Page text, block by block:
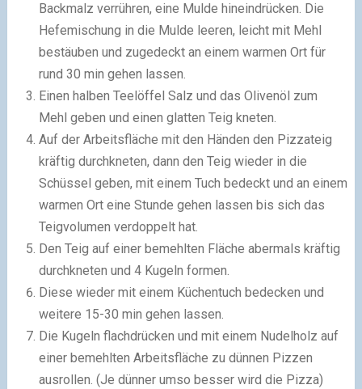
Backmalz verrühren, eine Mulde hineindrücken. Die
Hefemischung in die Mulde leeren, leicht mit Mehl
bestäuben und zugedeckt an einem warmen Ort für
rund 30 min gehen lassen.
Einen halben Teelöffel Salz und das Olivenöl zum
Mehl geben und einen glatten Teig kneten.
Auf der Arbeitsfläche mit den Händen den Pizzateig
kräftig durchkneten, dann den Teig wieder in die
Schüssel geben, mit einem Tuch bedeckt und an einem
warmen Ort eine Stunde gehen lassen bis sich das
Teigvolumen verdoppelt hat.
Den Teig auf einer bemehlten Fläche abermals kräftig
durchkneten und 4 Kugeln formen.
Diese wieder mit einem Küchentuch bedecken und
weitere 15-30 min gehen lassen.
Die Kugeln flachdrücken und mit einem Nudelholz auf
einer bemehlten Arbeitsfläche zu dünnen Pizzen
ausrollen. (Je dünner umso besser wird die Pizza)